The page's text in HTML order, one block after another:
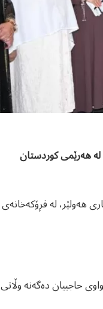
نێودەوڵەتیی هەولێر بۆ وڵاتی سعوودیە بەڕێکرا، ئەمساڵ 4685 حاجی لە هەرێمی کوردستان
هەولێر، لە فڕۆکەخانەی
کاروانی حاجییان کەوتە ڕێ و بڕیاریشە ئەم پرۆسەیە بەردەوام بێت، ڕۆژانە تاوەکوو 6/5/ 2024 تەواوی حاجییان دەگەنە وڵاتی